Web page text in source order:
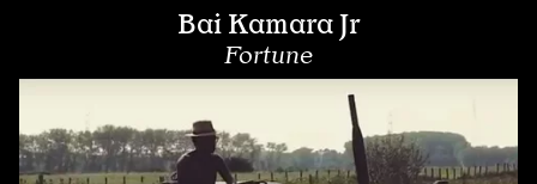
Bai Kamara Jr
Fortune